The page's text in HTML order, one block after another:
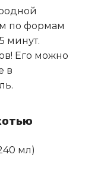
по формам
минут.
Его можно
в
мл)